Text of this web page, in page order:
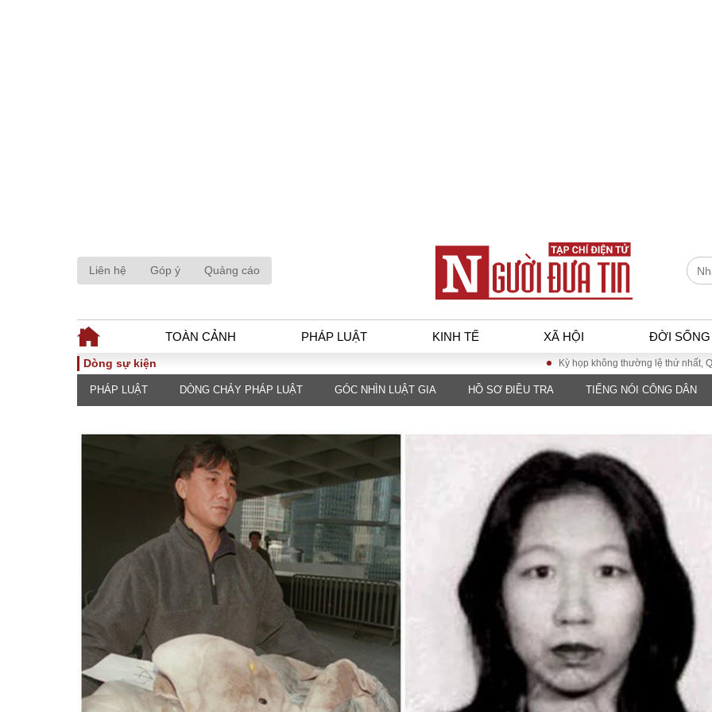
Liên hệ Góp ý Quảng cáo
TOÀN CẢNH PHÁP LUẬT KINH TẾ XÃ HỘI ĐỜI SỐNG
TOÀN CẢNH
Đối thoại
PHÁP LUẬT
Góc nhìn luật gia
Hồ sơ điều tra
Tiếng nói công dân
An ninh - Hình sự
KINH TẾ
Tài chính - Ngân
Kinh tế vĩ mô
Hồ sơ doanh
nghiệp
Xu hướng thị
trường
Tiêu dùng và dư
luận
Công nghệ
XÃ HỘI
Giao
ĐA CHIỀU
Quan điểm
INFOCUS
Dòng sự kiện Kỳ họp không thường lệ thứ nhất, Quốc hội
PHÁP LUẬT DÒNG CHẢY PHÁP LUẬT GÓC NHÌN LUẬT GIA HỒ SƠ ĐIỀU TRA TIẾNG NÓI CÔNG DÂN